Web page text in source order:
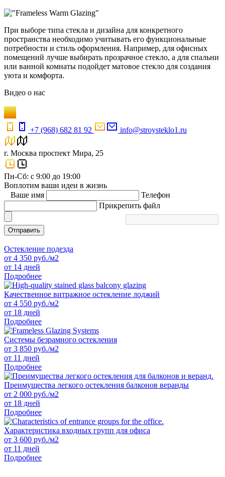
При выборе типа стекла и дизайна для конкретного
пространства необходимо учитывать его функциональные
потребности и стиль оформления. Например, для офисных
помещений лучше выбирать прозрачное стекло, а для спальни
или ванной комнаты подойдет матовое стекло для создания
уюта и комфорта.
Видео о нас
+7 (968) 682 81 92 info@stroysteklo1.ru
г. Москва проспект Мира, 25
Пн-Сб: с 9:00 до 19:00
Воплотим ваши идеи в жизнь
Ваше имя
Телефон
Прикрепить файл
Отправить
Остекление подезда
от 4 350 руб./м2
от 14 дней
Подробнее
Качественное витражное остекление лоджий
от 4 550 руб./м2
от 18 дней
Подробнее
Системы безрамного остекления
от 3 850 руб./м2
от 11 дней
Подробнее
Преимущества легкого остекления балконов веранды
от 2 000 руб./м2
от 18 дней
Подробнее
Характеристика входных групп для офиса
от 3 600 руб./м2
от 11 дней
Подробнее